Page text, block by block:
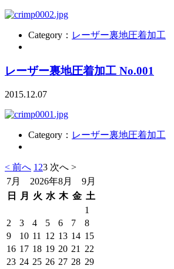
Category： レーザー裏地圧着加工
レーザー裏地圧着加工 No.001
2015.12.07
Category： レーザー裏地圧着加工
< 前へ 1 23 次へ >
7月 2026年8月 9月
日
月 火 水 木 金 土
1
2
3 4 5 6 7
8
9
10 11 12 13 14 15
16 17 18 19 20 21
22
23 24 25 26 27 28 29